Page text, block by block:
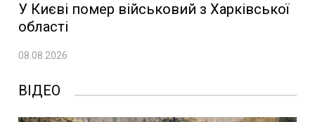
У Києві помер військовий з Харківської
області
08.08.2026
ВІДЕО